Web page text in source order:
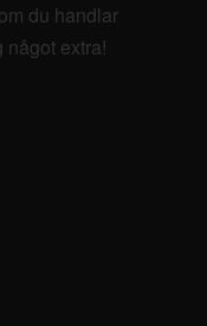
du handlar
något extra!